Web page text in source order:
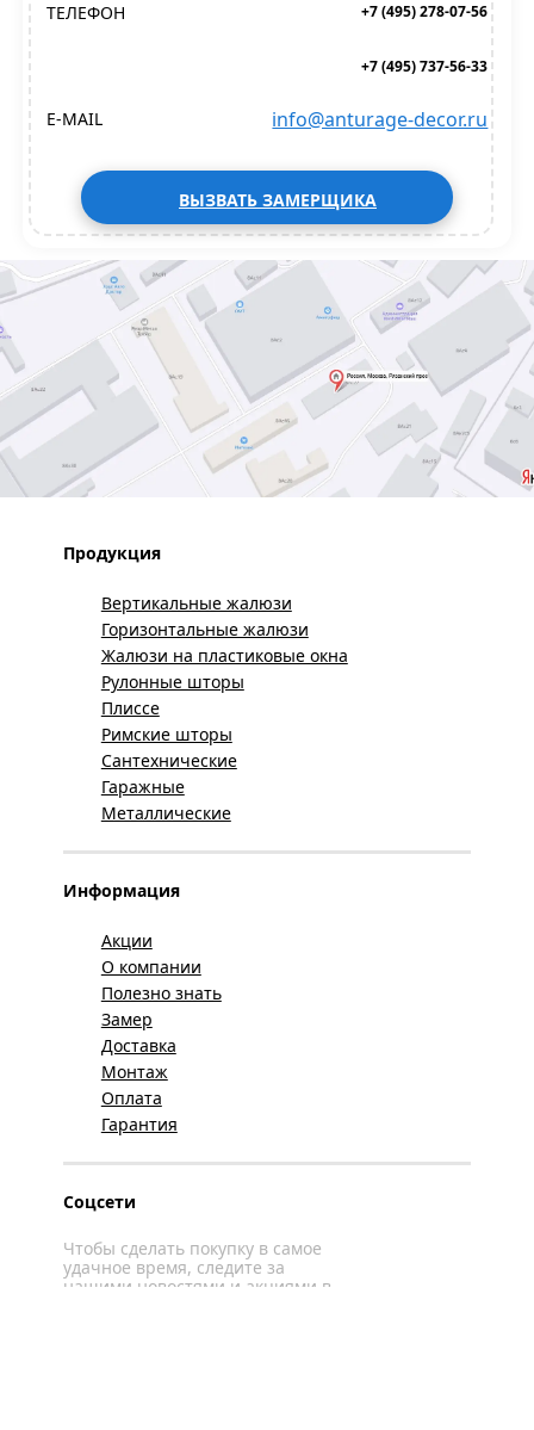
ТЕЛЕФОН +7 (495) 278-07-56
+7 (495) 737-56-33
E-MAIL info@anturage-decor.ru
ВЫЗВАТЬ ЗАМЕРЩИКА
Продукция
Вертикальные жалюзи
Горизонтальные жалюзи
Жалюзи на пластиковые окна
Рулонные шторы
Плиссе
Римские шторы
Сантехнические
Гаражные
Металлические
Информация
Акции
О компании
Полезно знать
Замер
Доставка
Монтаж
Оплата
Гарантия
Соцсети
Чтобы сделать покупку в самое
удачное время, следите за
нашими новостями и акциями в